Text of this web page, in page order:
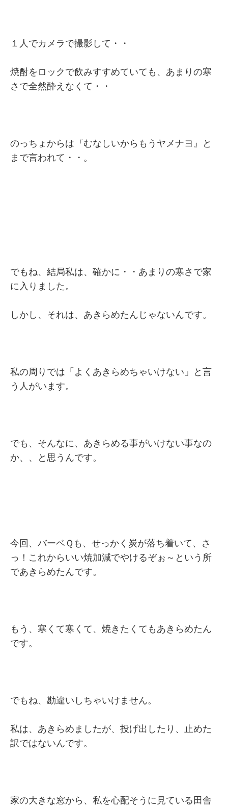
１人でカメラで撮影して・・
焼酎をロックで飲みすすめていても、あまりの寒
さで全然酔えなくて・・
のっちょからは『むなしいからもうヤメナヨ』と
まで言われて・・。
でもね、結局私は、確かに・・あまりの寒さで家
に入りました。
しかし、それは、あきらめたんじゃないんです。
私の周りでは「よくあきらめちゃいけない」と言
う人がいます。
でも、そんなに、あきらめる事がいけない事なの
か、、と思うんです。
今回、バーベＱも、せっかく炭が落ち着いて、さ
っ！これからいい焼加減でやけるぞぉ～という所
であきらめたんです。
もう、寒くて寒くて、焼きたくてもあきらめたん
です。
でもね、勘違いしちゃいけません。
私は、あきらめましたが、投げ出したり、止めた
訳ではないんです。
家の大きな窓から、私を心配そうに見ている田舎